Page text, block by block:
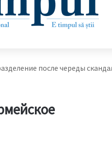
после череды